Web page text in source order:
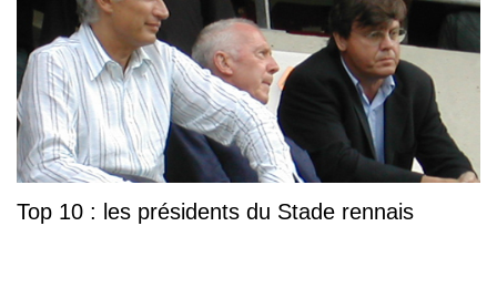
Top 10 : les présidents du Stade rennais